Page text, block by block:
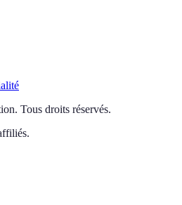
. Tous droits réservés.